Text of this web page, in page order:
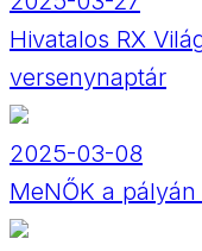
Hivatalos RX
versenynaptár
2025-03-08
MeNŐK a